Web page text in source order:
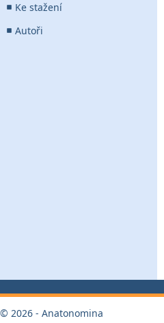
Ke stažení
Autoři
© 2026 - Anatonomina